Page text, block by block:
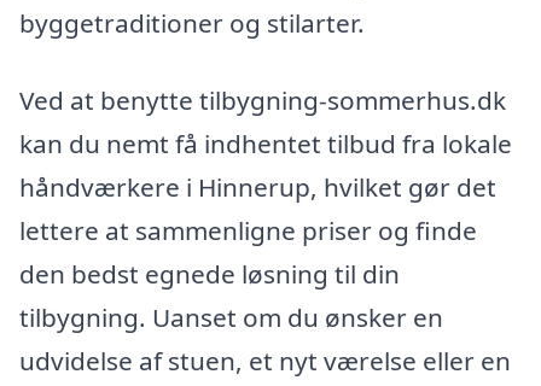
byggetraditioner og stilarter.
Ved at benytte tilbygning-sommerhus.dk
kan du nemt få indhentet tilbud fra lokale
håndværkere i Hinnerup, hvilket gør det
lettere at sammenligne priser og finde
den bedst egnede løsning til din
tilbygning. Uanset om du ønsker en
udvidelse af stuen, et nyt værelse eller en